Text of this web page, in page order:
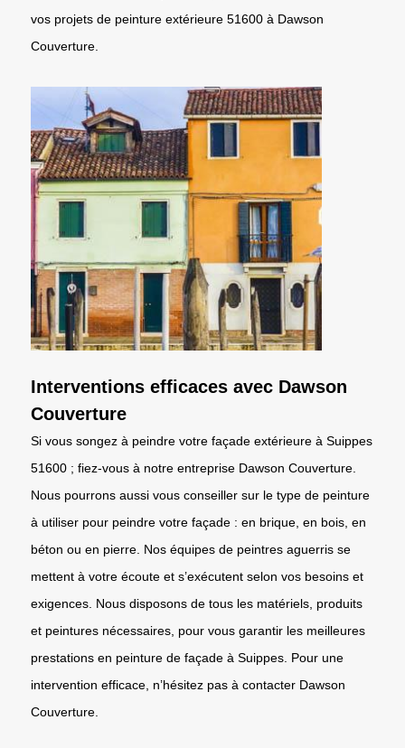
vos projets de peinture extérieure 51600 à Dawson
Couverture.
Interventions efficaces avec Dawson
Couverture
Si vous songez à peindre votre façade extérieure à Suippes
51600 ; fiez-vous à notre entreprise Dawson Couverture.
Nous pourrons aussi vous conseiller sur le type de peinture
à utiliser pour peindre votre façade : en brique, en bois, en
béton ou en pierre. Nos équipes de peintres aguerris se
mettent à votre écoute et s’exécutent selon vos besoins et
exigences. Nous disposons de tous les matériels, produits
et peintures nécessaires, pour vous garantir les meilleures
prestations en peinture de façade à Suippes. Pour une
intervention efficace, n’hésitez pas à contacter Dawson
Couverture.